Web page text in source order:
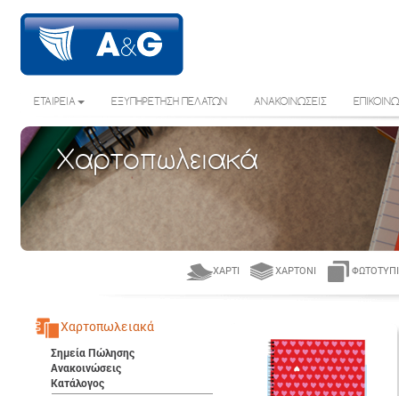
ΕΤΑΙΡΕΙΑ ΕΞΥΠΗΡΕΤΗΣΗ ΠΕΛΑΤΩΝ ΑΝΑΚΟΙΝΩΣΕΙΣ
Χαρτοπωλειακά
ΧΑΡΤΊ ΧΑΡΤΌΝΙ
Χαρτοπωλειακά
Σημεία Πώλησης
Ανακοινώσεις
Κατάλογος